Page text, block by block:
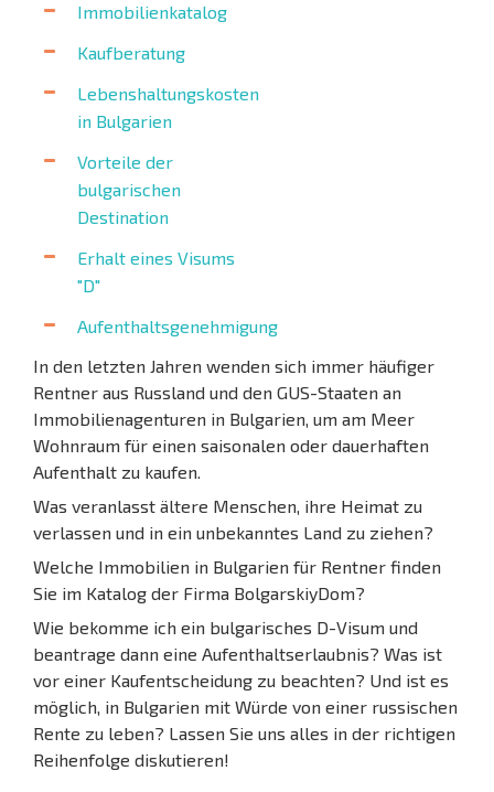
Immobilienkatalog
Kaufberatung
Lebenshaltungskosten
in Bulgarien
Vorteile der
bulgarischen
Destination
Erhalt eines Visums
"D"
Aufenthaltsgenehmigung
In den letzten Jahren wenden sich immer häufiger
Rentner aus Russland und den GUS-Staaten an
Immobilienagenturen in Bulgarien, um am Meer
Wohnraum für einen saisonalen oder dauerhaften
Aufenthalt zu kaufen.
Was veranlasst ältere Menschen, ihre Heimat zu
verlassen und in ein unbekanntes Land zu ziehen?
Welche Immobilien in Bulgarien für Rentner finden
Sie im Katalog der Firma BolgarskiyDom?
Wie bekomme ich ein bulgarisches D-Visum und
beantrage dann eine Aufenthaltserlaubnis? Was ist
vor einer Kaufentscheidung zu beachten? Und ist es
möglich, in Bulgarien mit Würde von einer russischen
Rente zu leben? Lassen Sie uns alles in der richtigen
Reihenfolge diskutieren!